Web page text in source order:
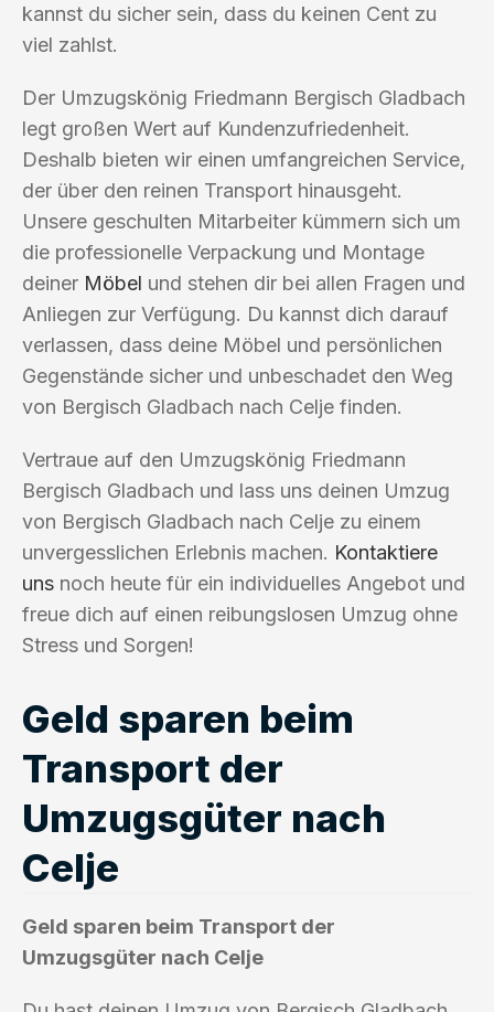
kannst du sicher sein, dass du keinen Cent zu
viel zahlst.
Der Umzugskönig Friedmann Bergisch Gladbach
legt großen Wert auf Kundenzufriedenheit.
Deshalb bieten wir einen umfangreichen Service,
der über den reinen Transport hinausgeht.
Unsere geschulten Mitarbeiter kümmern sich um
die professionelle Verpackung und Montage
deiner Möbel und stehen dir bei allen Fragen und
Anliegen zur Verfügung. Du kannst dich darauf
verlassen, dass deine Möbel und persönlichen
Gegenstände sicher und unbeschadet den Weg
von Bergisch Gladbach nach Celje finden.
Vertraue auf den Umzugskönig Friedmann
Bergisch Gladbach und lass uns deinen Umzug
von Bergisch Gladbach nach Celje zu einem
unvergesslichen Erlebnis machen. Kontaktiere
uns noch heute für ein individuelles Angebot und
freue dich auf einen reibungslosen Umzug ohne
Stress und Sorgen!
Geld sparen beim
Transport der
Umzugsgüter nach
Celje
Geld sparen beim Transport der
Umzugsgüter nach Celje